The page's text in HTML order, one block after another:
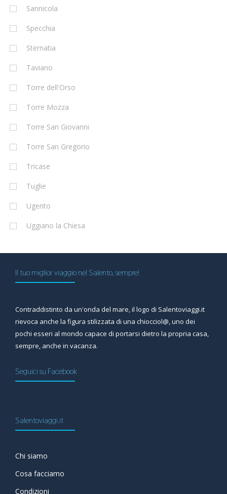
Sannicola
Specchia
Sternatia
Taviano
Torre dell'Orso
Torre Mozza
Torre San Giovanni
Torre San Gregorio
Tricase
Tuglie
Ugento
Uggiano la Chiesa
Il tuo miglior viaggio nel Salento, sempre!
Contraddistinto da un'onda del mare, il logo di Salentoviaggi.it
rievoca anche la figura stilizzata di una chiocciol@, uno dei
pochi esseri al mondo capace di portarsi dietro la propria casa,
sempre, anche in vacanza.
Seguici su Facebook
Salentoviaggi.it
Chi siamo
Cosa facciamo
Condizioni